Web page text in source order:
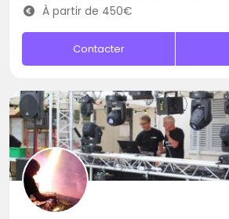
À partir de 450€
Contacter